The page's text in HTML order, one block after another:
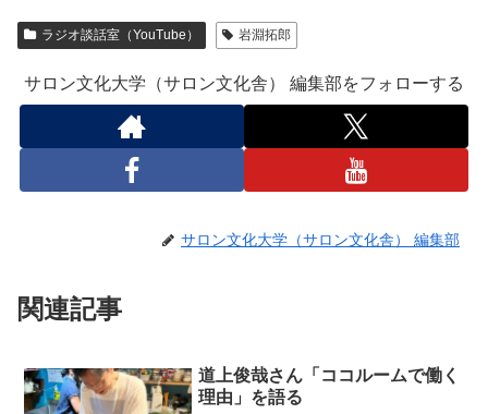
ラジオ談話室（YouTube） 岩淵拓郎
サロン文化大学（サロン文化舎） 編集部をフォローする
サロン文化大学（サロン文化舎） 編集部
関連記事
道上俊哉さん「ココルームで働く
理由」を語る